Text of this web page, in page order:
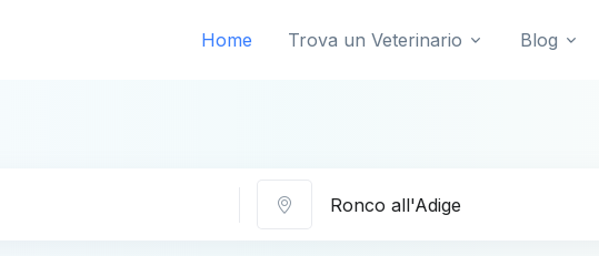
Home Trova un Veterinario Blog